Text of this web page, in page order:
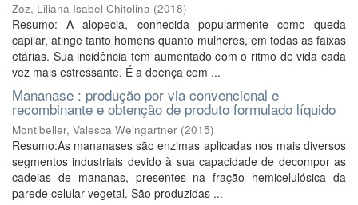
Zoz, Liliana Isabel Chitolina (2018)
Resumo: A alopecia, conhecida popularmente como queda
capilar, atinge tanto homens quanto mulheres, em todas as faixas
etárias. Sua incidência tem aumentado com o ritmo de vida cada
vez mais estressante. É a doença com ...
Mananase : produção por via convencional e
recombinante e obtenção de produto formulado líquido
Montibeller, Valesca Weingartner (2015)
Resumo:As mananases são enzimas aplicadas nos mais diversos
segmentos industriais devido à sua capacidade de decompor as
cadeias de mananas, presentes na fração hemicelulósica da
parede celular vegetal. São produzidas ...